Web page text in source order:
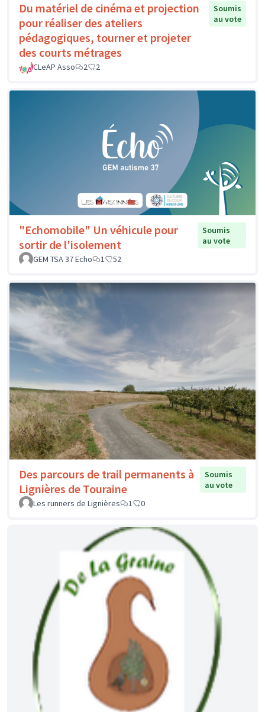
Du matériel de cinéma et projection
pour réaliser des ateliers
pédagogiques, tourner et projeter
des courts métrages
Soumis
au vote
CLeAP Asso 2 2
"Echomobile" Un véhicule pour
sortir de l'isolement
Soumis
au vote
GEM TSA 37 Echo
1 52
Des parcours de trail permanents à
Lignières de Touraine
Soumis
au vote
Les runners de Lignières
1 0